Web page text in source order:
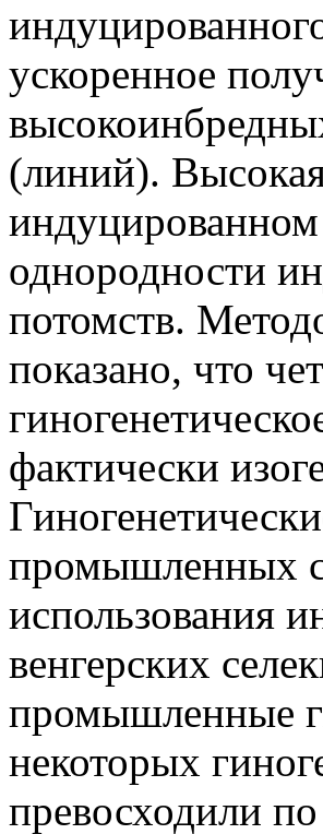
ускоренное
(линий).
индуцированном
однородности
потомств.
показано, что
фактически
промышленных
использования
венгерских
промышленные
некоторых
превосходили